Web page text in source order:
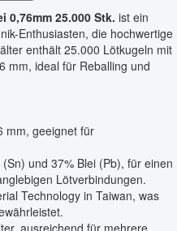
25.000 Stk. ist ein
Enthusiasten, die hochwertige
enthält 25.000 Lötkugeln mit
mm, ideal für Reballing und
mm, geeignet für
und 37% Blei (Pb), für einen
Lötverbindungen.
Technology in Taiwan, was
ausreichend für mehrere